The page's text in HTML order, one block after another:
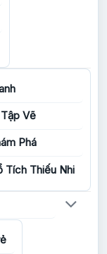
Vẽ
Phá
Tích Thiếu Nhi